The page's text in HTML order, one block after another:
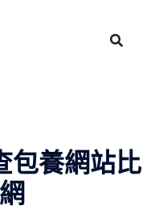
包養網站比